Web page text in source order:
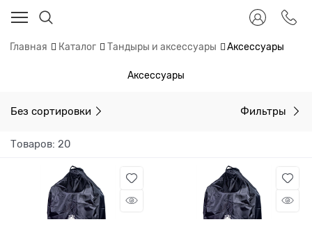
Главная Каталог Тандыры и аксессуары Аксессуары
Аксессуары
Без сортировки Фильтры
Товаров: 20